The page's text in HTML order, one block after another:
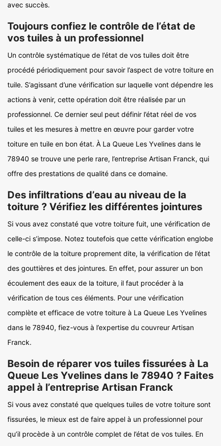
avec succès.
Toujours confiez le contrôle de l’état de
vos tuiles à un professionnel
Un contrôle systématique de l’état de vos tuiles doit être
procédé périodiquement pour savoir l’aspect de votre toiture en
tuile. S’agissant d’une vérification sur laquelle vont dépendre les
actions à venir, cette opération doit être réalisée par un
professionnel. Ce dernier seul peut définir l’état réel de vos
tuiles et les mesures à mettre en œuvre pour garder votre
toiture en tuile en bon état. À La Queue Les Yvelines dans le
78940 se trouve une perle rare, l’entreprise Artisan Franck, qui
offre des prestations de qualité dans ce domaine.
Des infiltrations d’eau au niveau de la
toiture ? Vérifiez les différentes jointures
Si vous avez constaté que votre toiture fuit, une vérification de
celle-ci s’impose. Notez toutefois que cette vérification englobe
le contrôle de la toiture proprement dite, la vérification de l’état
des gouttières et des jointures. En effet, pour assurer un bon
écoulement des eaux de la toiture, il faut procéder à la
vérification de tous ces éléments. Pour une vérification
complète et efficace de votre toiture à La Queue Les Yvelines
dans le 78940, fiez-vous à l’expertise du couvreur Artisan
Franck.
Besoin de réparer vos tuiles fissurées à La
Queue Les Yvelines dans le 78940 ? Faites
appel à l’entreprise Artisan Franck
Si vous avez constaté que quelques tuiles de votre toiture sont
fissurées, le mieux est de faire appel à un professionnel pour
qu’il procède à un contrôle complet de l’état de vos tuiles. En